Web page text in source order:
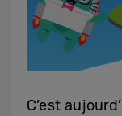
C’est